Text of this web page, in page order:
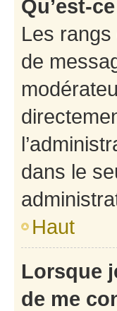
Qu’est-
Les rangs
de
dans le
Haut
Lorsque
de me